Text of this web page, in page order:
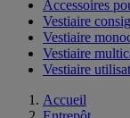
Accessoires
Vestiaire
Vestiaire
Vestiaire
Vestiaire
Accueil